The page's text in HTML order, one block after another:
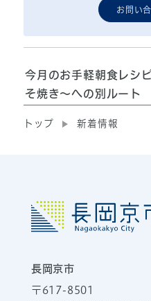
お問い
今月のお手軽朝食レシ
そ焼き～への別ルート
トップ 新着情報
長岡京市
〒617-8501